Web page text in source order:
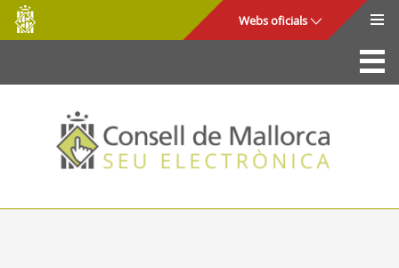
Salta al contingut principal
Consell
de
Mallorca
Webs oficials
La Seu
Consell de Mallorca
Accés i seguretat
Utilitats